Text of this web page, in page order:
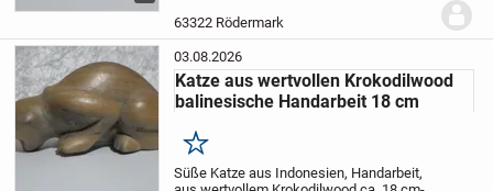
63322 Rödermark
Auftrag...
63322 Rödermark
03.08.2026
Katze aus wertvollen Krokodilwood
balinesische Handarbeit 18 cm
Merken
Süße Katze aus Indonesien, Handarbeit,